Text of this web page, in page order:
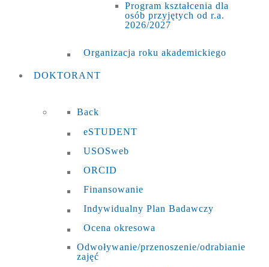
Program kształcenia dla
osób przyjętych od r.a.
2026/2027
Organizacja roku akademickiego
DOKTORANT
Back
eSTUDENT
USOSweb
ORCID
Finansowanie
Indywidualny Plan Badawczy
Ocena okresowa
Odwoływanie/przenoszenie/odrabianie
zajęć